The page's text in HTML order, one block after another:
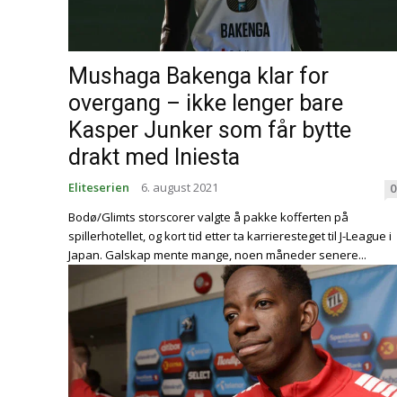
Mushaga Bakenga klar for
overgang – ikke lenger bare
Kasper Junker som får bytte
drakt med Iniesta
Eliteserien 6. august 2021
0
Bodø/Glimts storscorer valgte å pakke kofferten på
spillerhotellet, og kort tid etter ta karrieresteget til J-League i
Japan. Galskap mente mange, noen måneder senere...